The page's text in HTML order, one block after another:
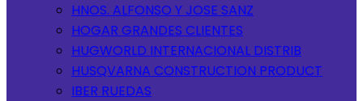
HNOS. ALFONSO Y JOSE SANZ
HOGAR GRANDES CLIENTES
HUGWORLD INTERNACIONAL DISTRIB
HUSQVARNA CONSTRUCTION PRODUCT
IBER RUEDAS